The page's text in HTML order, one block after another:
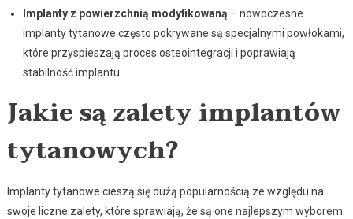
Implanty z powierzchnią modyfikowaną – nowoczesne
implanty tytanowe często pokrywane są specjalnymi powłokami,
które przyspieszają proces osteointegracji i poprawiają
stabilność implantu.
Jakie są zalety implantów
tytanowych?
Implanty tytanowe cieszą się dużą popularnością ze względu na
swoje liczne zalety, które sprawiają, że są one najlepszym wyborem